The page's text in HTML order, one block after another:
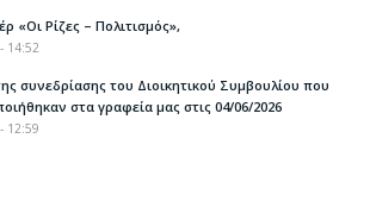
«Οι Ρίζες – Πολιτισμός»,
14:52
συνεδρίασης του Διοικητικού Συμβουλίου που
στα γραφεία μας στις 04/06/2026
12:59